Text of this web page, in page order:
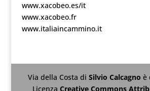
www.xacobeo.es/it
www.xacobeo.fr
www.italiaincammino.it
Via della Costa diSilvio Calcagnoè
LicenzaCreative Commons